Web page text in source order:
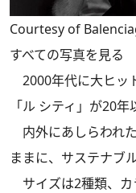
Courtesy of
すべての写真を見る
2000年代に大ヒッ
「ル シティ」が20
内外にあしらわれ
ままに、サステナブ
サイズは2種類、カ